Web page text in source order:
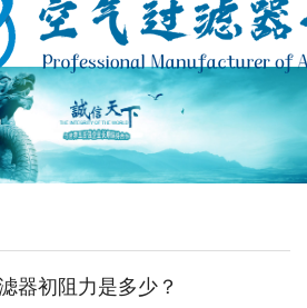
器初阻力是多少？